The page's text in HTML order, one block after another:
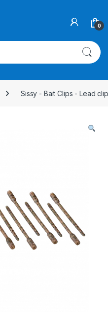
0
Sissy - Bait Clips - Lead